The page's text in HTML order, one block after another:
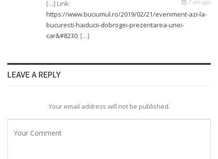
7 ani ago
[…] Link:
https://www.buciumul.ro/2019/02/21/eveniment-azi-la-
bucuresti-haiducii-dobrogei-prezentarea-unei-
car&#8230; […]
LEAVE A REPLY
Your email address will not be published.